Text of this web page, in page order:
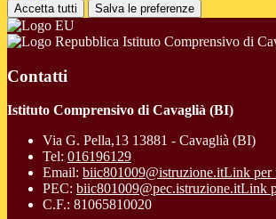
Accetta tutti Salva le preferenze
Istituto Comprensivo di
Contatti
Istituto Comprensivo di Cavaglià (BI)
Via G. Pella,13 13881 - Cavaglià (BI)
Tel: 016196129
Email: biic801009@istruzione.itLink per
PEC: biic801009@pec.istruzione.itLink
C.F.: 81065810020